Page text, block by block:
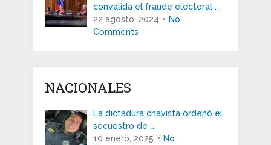
convalida el fraude electoral …
22 agosto, 2024
No
Comments
NACIONALES
La dictadura chavista ordenó el
secuestro de …
10 enero, 2025
No